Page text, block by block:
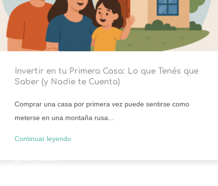
Invertir en tu Primera Casa: Lo que Tenés que
Saber (y Nadie te Cuenta)
Comprar una casa por primera vez puede sentirse como
meterse en una montaña rusa...
Continuar leyendo